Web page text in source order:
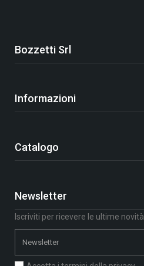
Bozzetti Srl
Informazioni
Catalogo
Newsletter
Iscriviti per ricevere le ultime novità